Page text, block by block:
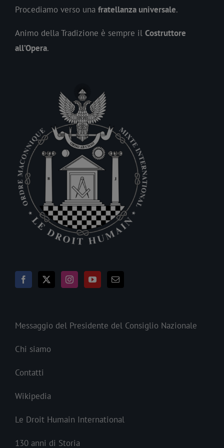
Procediamo verso una fratellanza universale.
Animo della Tradizione è sempre il Costruttore
all’Opera.
Messaggio del Presidente del Consiglio Nazionale
Chi siamo
Contatti
Wikipedia
Le Droit Humain International
130 anni di Storia